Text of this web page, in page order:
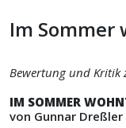
Im
Bewertung und Kritik
IM SOMMER
von Gunnar Dreßler